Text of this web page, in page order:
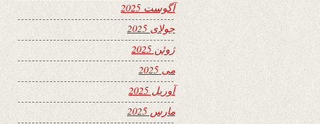
آگوست 2025
جولای 2025
ژوئن 2025
می 2025
آوریل 2025
مارس 2025